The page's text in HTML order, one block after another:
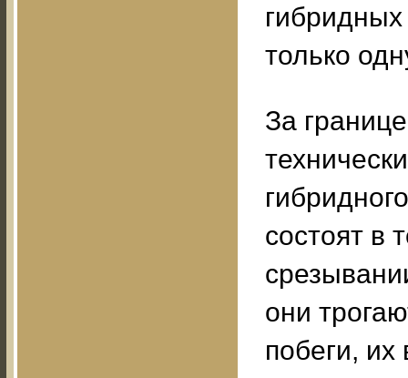
только
За
состоят в
они
побеги,